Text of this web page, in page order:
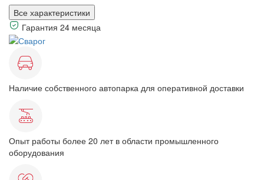
Все характеристики
Гарантия 24 месяца
Наличие собственного автопарка для оперативной доставки
Опыт работы более 20 лет в области промышленного
оборудования